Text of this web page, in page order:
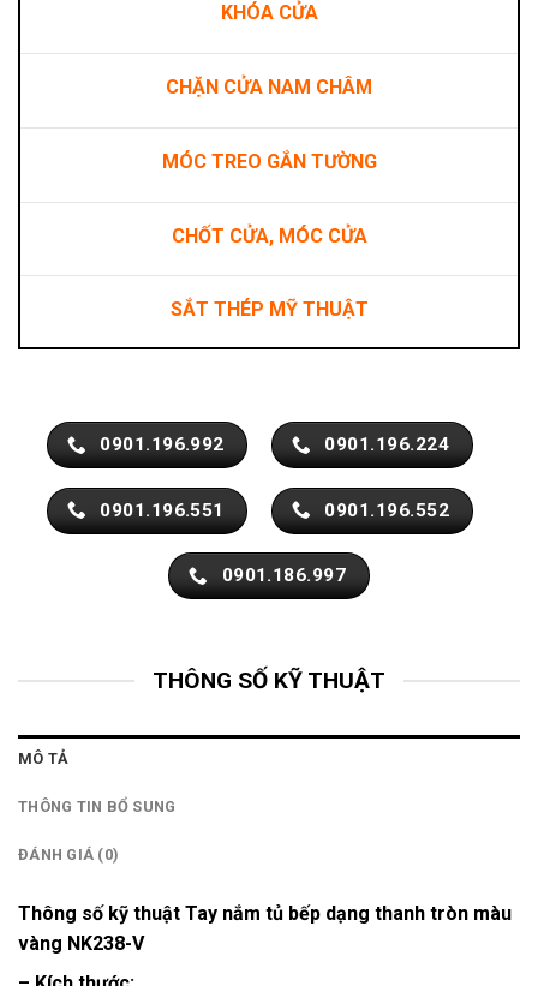
KHÓA CỬA
CHẶN CỬA NAM CHÂM
MÓC TREO GẮN TƯỜNG
CHỐT CỬA, MÓC CỬA
SẮT THÉP MỸ THUẬT
0901.196.992 0901.196.224
0901.196.551 0901.196.552
0901.186.997
THÔNG SỐ KỸ THUẬT
MÔ TẢ
THÔNG TIN BỔ SUNG
ĐÁNH GIÁ (0)
Thông số kỹ thuật Tay nắm tủ bếp dạng thanh tròn màu
vàng NK238-V